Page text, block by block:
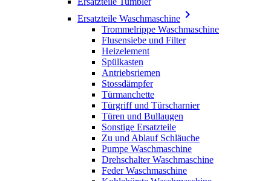
Ersatzteile Waschmaschine 
Trommelrippe Waschmaschine
Flusensiebe und Filter
Heizelement
Spülkasten
Antriebsriemen
Stossdämpfer
Türmanchette
Türgriff und Türscharnier
Türen und Bullaugen
Sonstige Ersatzteile
Zu und Ablauf Schläuche
Pumpe Waschmaschine
Drehschalter Waschmaschine
Feder Waschmaschine